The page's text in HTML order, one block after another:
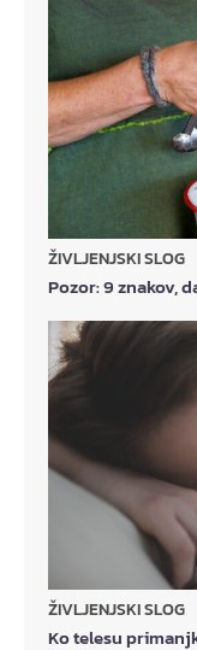
ŽIVLJENJSKI SLOG
Pozor: 9 znakov,
ŽIVLJENJSKI SLOG
Ko telesu